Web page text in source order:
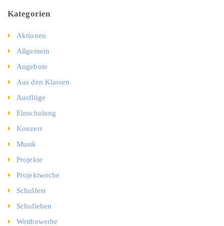
Kategorien
Aktionen
Allgemein
Angebote
Aus den Klassen
Ausflüge
Einschulung
Konzert
Musik
Projekte
Projektwoche
Schulfest
Schulleben
Wettbewerbe